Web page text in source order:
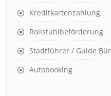
Kreditkartenzahlung
Rollstuhlbeförderung
Stadtführer / Guide
Autobooking